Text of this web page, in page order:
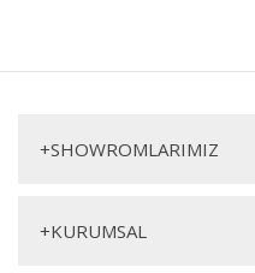
Aden Üçlü Koltuk
Üçlü Koltuk
+SHOWROMLARIMIZ
+KURUMSAL